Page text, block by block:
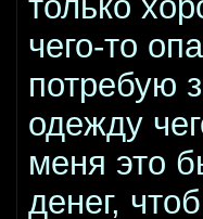
чего-то
потребую
одежду
меня это
денег,